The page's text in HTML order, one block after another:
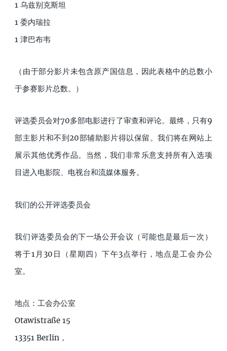
1 乌兹别克斯坦
1 委内瑞拉
1 津巴布韦
（由于部分影片未包含原产国信息，因此表格中的总数小
于参赛影片总数。）
评选委员会对70多部电影进行了审查和评论。最终，只有9
部主影片和不到20部辅助影片得以保留。我们将在网站上
展示其他优秀作品。当然，我们非常乐意支持所有入选项
目进入电影院、电视台和流媒体服务。
我们的公开评选委员会
我们评选委员会的下一场公开会议（可能也是最后一次）
将于1月30日（星期四）下午3点举行，地点是工会办公
室。
地点：工会办公室
Otawistraße 15
13351 Berlin，